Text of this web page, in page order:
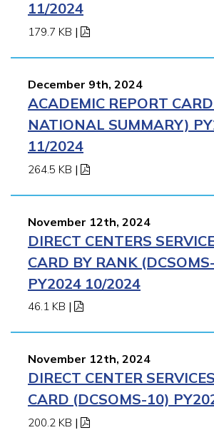
11/2024
179.7 KB |
December 9th, 2024
ACADEMIC REPORT
NATIONAL SUMMARY)
11/2024
264.5 KB |
November 12th, 2024
DIRECT CENTERS
CARD BY RANK
PY2024 10/2024
46.1 KB |
November 12th, 2024
DIRECT CENTER
CARD (DCSOMS-10)
200.2 KB |